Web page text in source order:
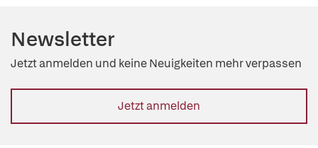
Newsletter
Jetzt anmelden und keine Neuigkeiten mehr verpassen
Jetzt anmelden